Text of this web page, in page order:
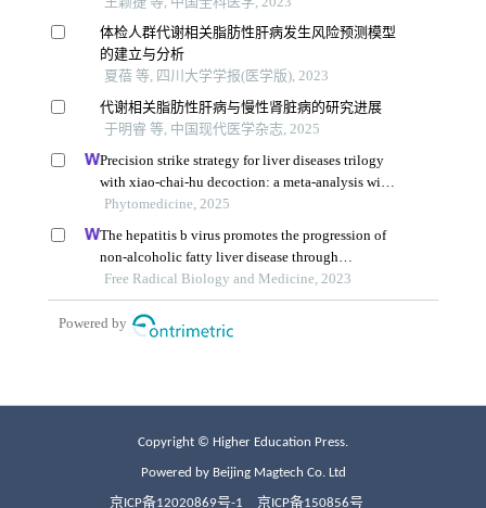
Copyright © Higher Education Press.
Powered by Beijing Magtech Co. Ltd
京ICP备12020869号-1 京ICP备150856号